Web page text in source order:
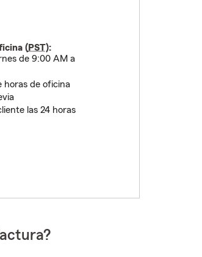
(PST):
de 9:00 AM a
horas de oficina
las 24 horas